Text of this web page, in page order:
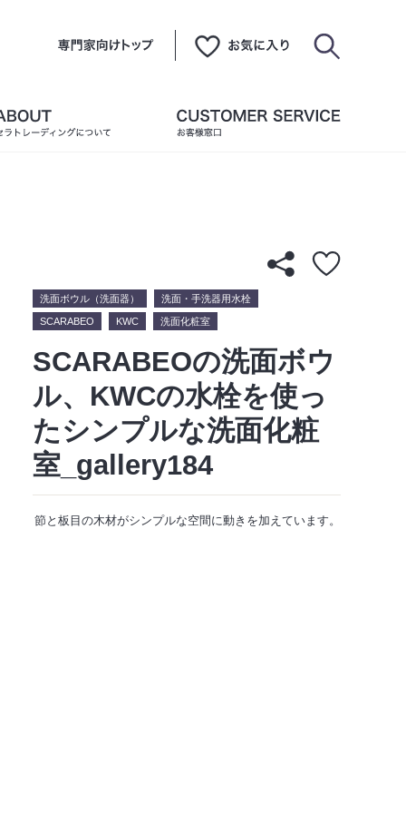
洗面ボウル（洗面器） 洗面・手洗器用水栓
SCARABEO KWC 洗面化粧室
SCARABEOの洗面ボウ
ル、KWCの水栓を使っ
たシンプルな洗面化粧
室_gallery184
節と板目の木材がシンプルな空間に動きを加えています。